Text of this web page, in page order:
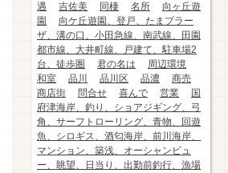
遇
吉佐美 同棲 名所
向ヶ丘遊
園
向ケ丘遊園、登戸、たまプラー
ザ、溝の口、小田急線、南武線、田園
都市線、大井町線、戸建て、駐車場2
台、徒歩圏
君の名は
周辺環境
和室
品川 品川区 品濃
商売
商店街
問合せ 喜んで 営業
国
府津海岸、釣り、ショアジギング、弓
角、サーフトローリング、青物、回遊
魚、シロギス、酒匂海岸、前川海岸、
マンション、築浅、オーシャンビュ
ー、眺望、日当り、出勤前釣行、漁場